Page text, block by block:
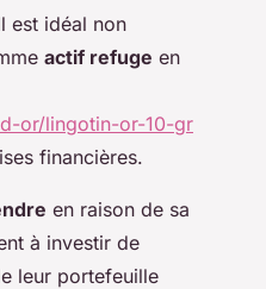
est idéal non
actif refuge en
or/lingotin-or-10-gr
financières.
en raison de sa
à investir de
leur portefeuille